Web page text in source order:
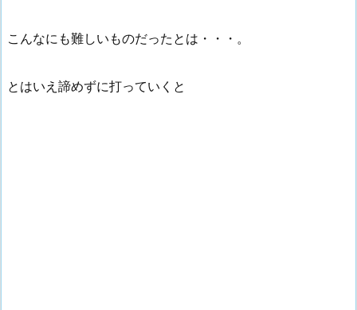
こんなにも難しいものだったとは・・・。
とはいえ諦めずに打っていくと